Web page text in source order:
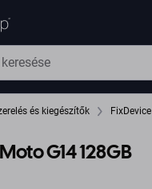
és kiegészítők FixDevice
G14 128GB